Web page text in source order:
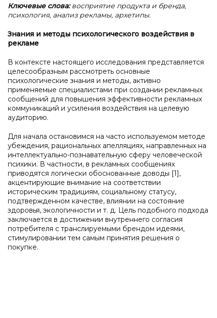
Ключевые слова:восприятие продукта и бренда,
психология, анализ рекламы, архетипы.
Знания и методы психологического воздействия в
рекламе
В контексте настоящего исследования представляется
целесообразным рассмотреть основные
психологические знания и методы, активно
применяемые специалистами при создании рекламных
сообщений для повышения эффективности рекламных
коммуникаций и усиления воздействия на целевую
аудиторию.
Для начала остановимся на часто используемом методе
убеждения, рациональных апелляциях, направленных на
интеллектуально-познавательную сферу человеческой
психики. В частности, в рекламных сообщениях
приводятся логически обоснованные доводы [1],
акцентирующие внимание на соответствии
историческим традициям, социальному статусу,
подтвержденном качестве, влиянии на состояние
здоровья, экологичности и т. д. Цель подобного подхода
заключается в достижении внутреннего согласия
потребителя с транслируемыми брендом идеями,
стимулировании тем самым принятия решения о
покупке.